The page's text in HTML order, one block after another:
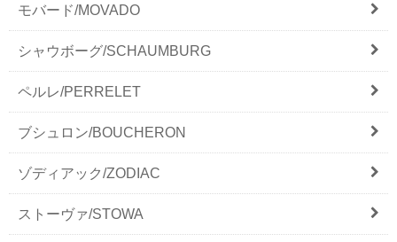
モバード/MOVADO
シャウボーグ/SCHAUMBURG
ペルレ/PERRELET
ブシュロン/BOUCHERON
ゾディアック/ZODIAC
ストーヴァ/STOWA